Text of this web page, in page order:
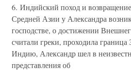
6. Индийский поход и
Средней Азии у Александра
господстве, о достижении
считали греки, проходила граница
Индию, Александр шел в
представления об